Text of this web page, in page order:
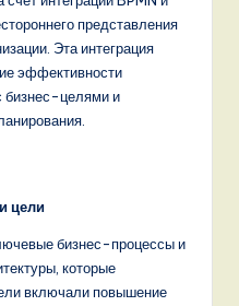
представления
Эта интеграция
эффективности
бизнес-целями и
цели
бизнес-процессы и
которые
включали повышение